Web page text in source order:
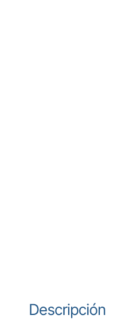
Descripción